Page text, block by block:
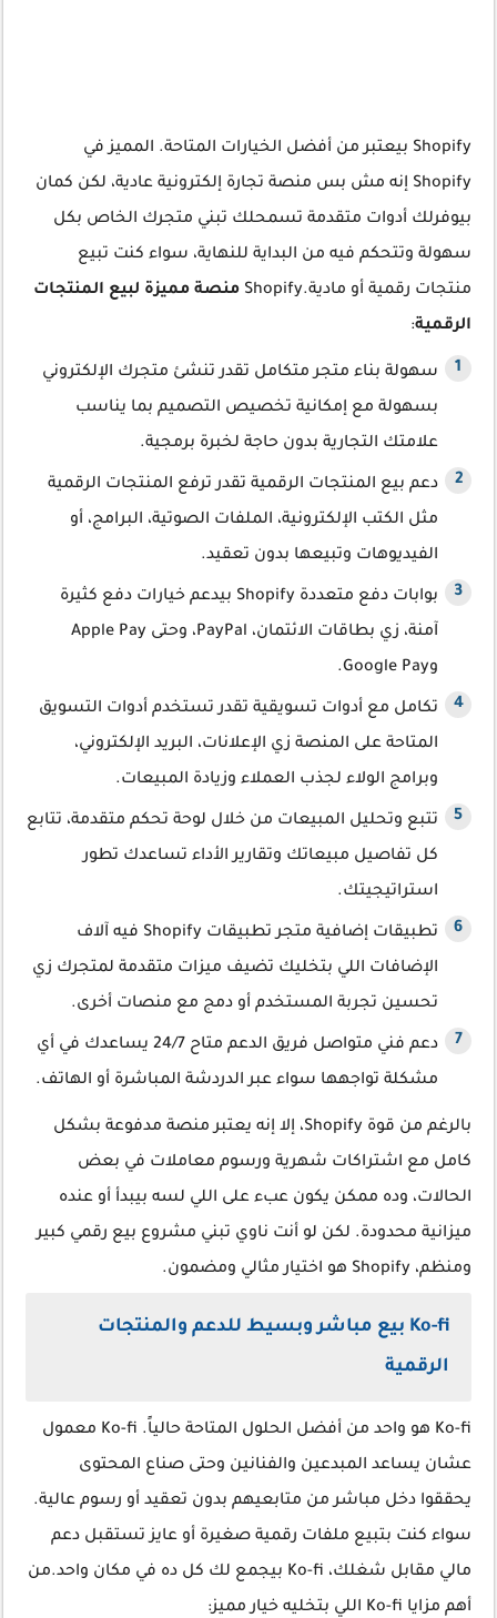
Shopify بيعتبر من أفضل الخيارات المتاحة. المميز في
Shopify إنه مش بس منصة تجارة إلكترونية عادية، لكن كمان
بيوفرلك أدوات متقدمة تسمحلك تبني متجرك الخاص بكل
سهولة وتتحكم فيه من البداية للنهاية، سواء كنت تبيع
منتجات رقمية أو مادية.Shopify
منصة مميزة لبيع المنتجات
الرقمية:
سهولة بناء متجر متكامل تقدر تنشئ متجرك الإلكتروني
بسهولة مع إمكانية تخصيص التصميم بما يناسب
علامتك التجارية بدون حاجة لخبرة برمجية.
دعم بيع المنتجات الرقمية تقدر ترفع المنتجات الرقمية
مثل الكتب الإلكترونية، الملفات الصوتية، البرامج، أو
الفيديوهات وتبيعها بدون تعقيد.
بوابات دفع متعددة Shopify بيدعم خيارات دفع كثيرة
آمنة، زي بطاقات الائتمان، PayPal، وحتى Apple Pay
وGoogle Pay.
تكامل مع أدوات تسويقية تقدر تستخدم أدوات التسويق
المتاحة على المنصة زي الإعلانات، البريد الإلكتروني،
وبرامج الولاء لجذب العملاء وزيادة المبيعات.
تتبع وتحليل المبيعات من خلال لوحة تحكم متقدمة، تتابع
كل تفاصيل مبيعاتك وتقارير الأداء تساعدك تطور
استراتيجيتك.
تطبيقات إضافية متجر تطبيقات Shopify فيه آلاف
الإضافات اللي بتخليك تضيف ميزات متقدمة لمتجرك زي
تحسين تجربة المستخدم أو دمج مع منصات أخرى.
دعم فني متواصل فريق الدعم متاح 24/7 يساعدك في أي
مشكلة تواجهها سواء عبر الدردشة المباشرة أو الهاتف.
بالرغم من قوة Shopify، إلا إنه يعتبر منصة مدفوعة بشكل
كامل مع اشتراكات شهرية ورسوم معاملات في بعض
الحالات، وده ممكن يكون عبء على اللي لسه بيبدأ أو عنده
ميزانية محدودة. لكن لو أنت ناوي تبني مشروع بيع رقمي كبير
ومنظم، Shopify هو اختيار مثالي ومضمون.
Ko-fi بيع مباشر وبسيط للدعم والمنتجات
الرقمية
Ko-fi هو واحد من أفضل الحلول المتاحة حالياً. Ko-fi معمول
عشان يساعد المبدعين والفنانين وحتى صناع المحتوى
يحققوا دخل مباشر من متابعيهم بدون تعقيد أو رسوم عالية.
سواء كنت بتبيع ملفات رقمية صغيرة أو عايز تستقبل دعم
مالي مقابل شغلك، Ko-fi بيجمع لك كل ده في مكان واحد.من
أهم مزايا Ko-fi اللي بتخليه خيار مميز: